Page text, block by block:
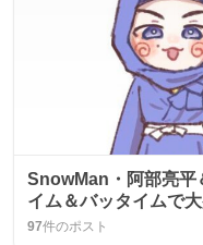
SnowMan・阿部亮平
イム＆バッタイムで
97件のポスト